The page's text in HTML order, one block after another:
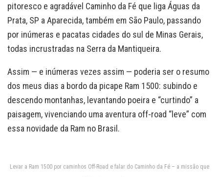
pitoresco e agradável Caminho da Fé que liga Águas da
Prata, SP a Aparecida, também em São Paulo, passando
por inúmeras e pacatas cidades do sul de Minas Gerais,
todas incrustradas na Serra da Mantiqueira.
Assim — e inúmeras vezes assim — poderia ser o resumo
dos meus dias a bordo da picape Ram 1500: subindo e
descendo montanhas, levantando poeira e “curtindo” a
paisagem, vivenciando uma aventura off-road “leve” com
essa novidade da Ram no Brasil.
Levar a Ram 1500 por caminhos Off-Road e falar do Caminho da Fé – a missão que